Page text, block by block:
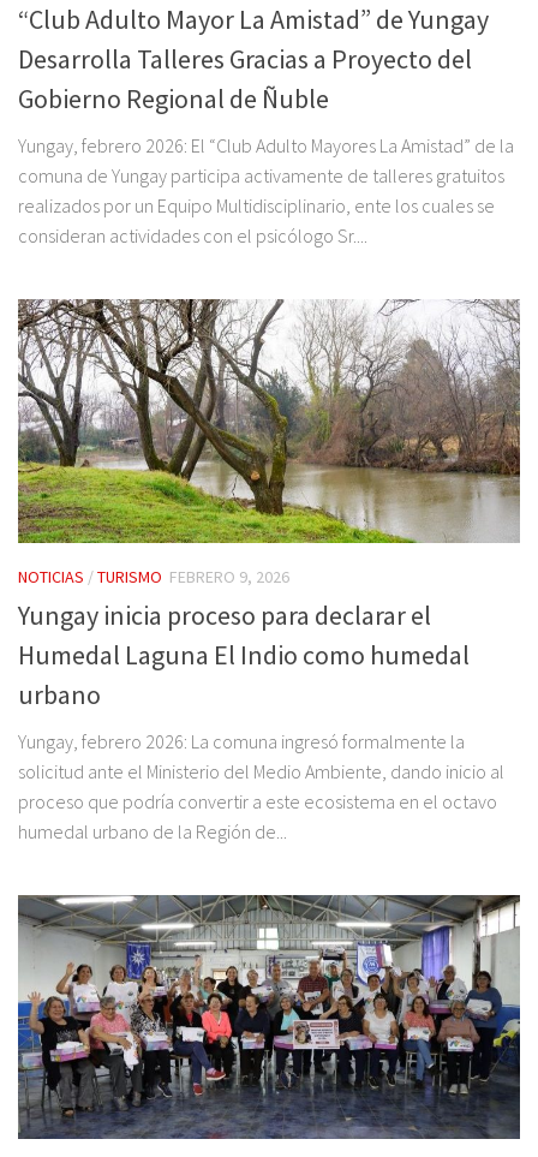
“Club Adulto Mayor La Amistad” de Yungay
Desarrolla Talleres Gracias a Proyecto del
Gobierno Regional de Ñuble
Yungay, febrero 2026: El “Club Adulto Mayores La Amistad” de la
comuna de Yungay participa activamente de talleres gratuitos
realizados por un Equipo Multidisciplinario, ente los cuales se
consideran actividades con el psicólogo Sr....
NOTICIAS /TURISMO FEBRERO 9, 2026
Yungay inicia proceso para declarar el
Humedal Laguna El Indio como humedal
urbano
Yungay, febrero 2026: La comuna ingresó formalmente la
solicitud ante el Ministerio del Medio Ambiente, dando inicio al
proceso que podría convertir a este ecosistema en el octavo
humedal urbano de la Región de...